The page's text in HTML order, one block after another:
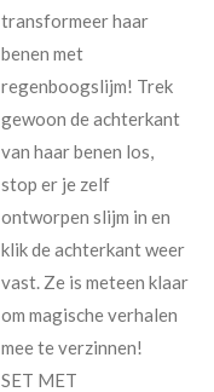
transformeer haar
benen met
regenboogslijm! Trek
gewoon de achterkant
van haar benen los,
stop er je zelf
ontworpen slijm in en
klik de achterkant weer
vast. Ze is meteen klaar
om magische verhalen
mee te verzinnen!
SET MET